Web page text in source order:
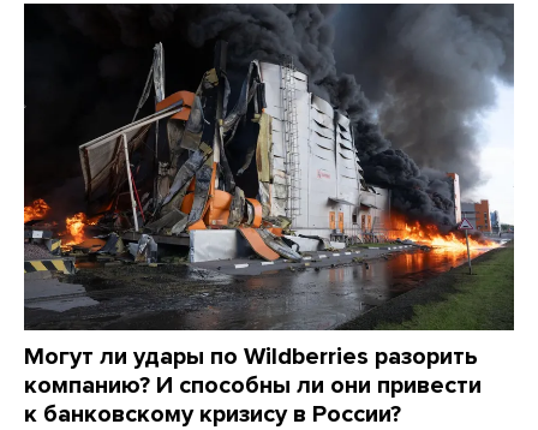
Могут ли удары по Wildberries разорить
компанию? И способны ли они привести
к банковскому кризису в России?